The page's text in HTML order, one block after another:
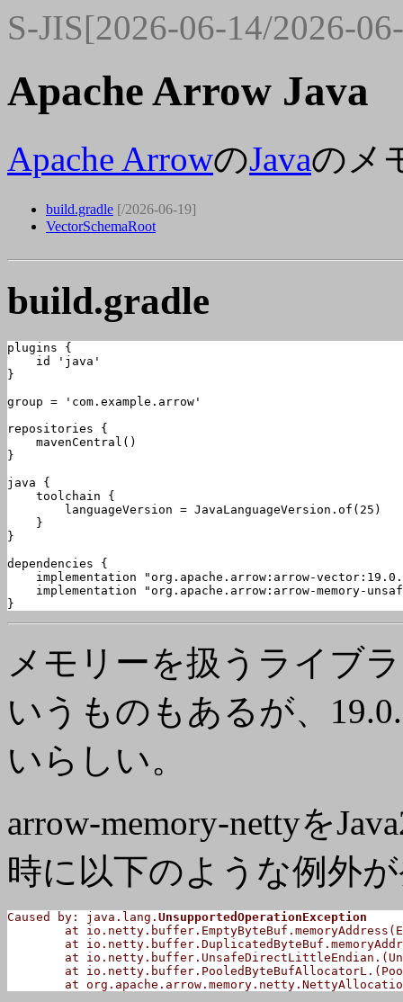
S-JIS[2026-06-14/2026-
Apache Arrow Java
Apache ArrowのJavaのメ
build.gradle [/2026-06-19]
VectorSchemaRoot
build.gradle
plugins {
    id 'java'
}
group = 'com.example.arrow'
repositories {
    mavenCentral()
}
java {
    toolchain {
        languageVersion = JavaLanguageVersion.of(25)
    }
}
dependencies {
implementation "org.apache.arrow:arrow-
implementation "org.apache.arrow:arrow-memory-
}
メモリーを扱うライブ
いうものもあるが、
いらしい。
arrow-memory-nettyを
時に以下のような例外
Caused by: java.lang. UnsupportedOperationException
	at io.netty.buffer.UnsafeDirectLittleEndian.
	at io.netty.buffer.PooledByteBufAllocatorL.
at